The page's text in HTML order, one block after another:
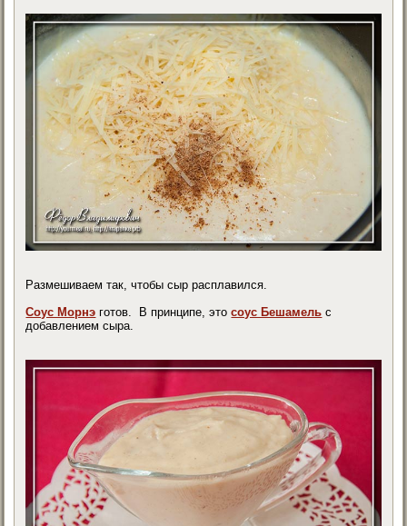
Размешиваем так, чтобы сыр расплавился.
Соус Морнэ готов. В принципе, этосоус Бешамель с
добавлением сыра.